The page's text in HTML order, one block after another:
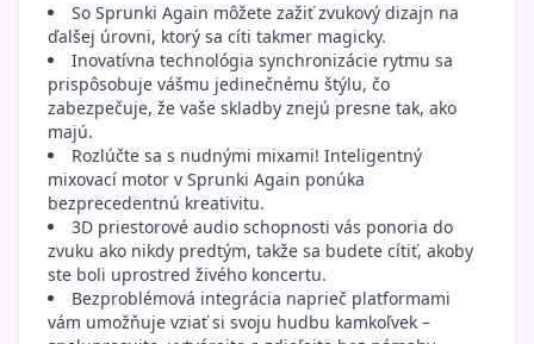
So Sprunki Again môžete zažiť zvukový dizajn na
ďalšej úrovni, ktorý sa cíti takmer magicky.
Inovatívna technológia synchronizácie rytmu sa
prispôsobuje vášmu jedinečnému štýlu, čo
zabezpečuje, že vaše skladby znejú presne tak, ako
majú.
Rozlúčte sa s nudnými mixami! Inteligentný
mixovací motor v Sprunki Again ponúka
bezprecedentnú kreativitu.
3D priestorové audio schopnosti vás ponoria do
zvuku ako nikdy predtým, takže sa budete cítiť, akoby
ste boli uprostred živého koncertu.
Bezproblémová integrácia naprieč platformami
vám umožňuje vziať si svoju hudbu kamkoľvek –